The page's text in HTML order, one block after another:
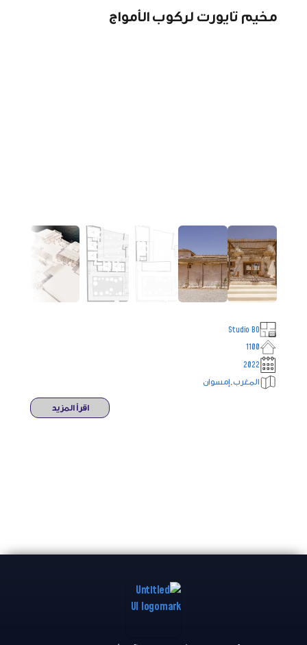
مخيم تايورت لركوب الأمواج
Studio BO
1100
2022
المغرب,إمسوان
اقرأ المزيد